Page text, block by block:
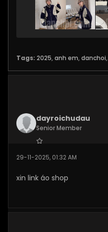
Tags: 2025, anh em, danchoi,
dayroichudau
Senior Member
Posts: 138
29-11-2025, 01:32 AM
xin link áo shop